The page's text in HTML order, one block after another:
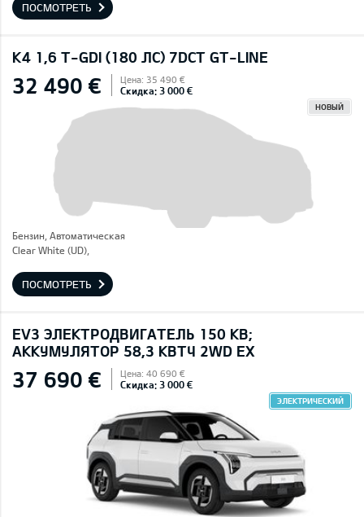
ПОСМОТРЕТЬ
K4 1,6 T-GDI (180 ЛС) 7DCT GT-LINE
32 490 € Цена: 35 490 €
Скидка: 3 000 €
НОВЫЙ
Бензин, Автоматическая
Clear White (UD),
ПОСМОТРЕТЬ
EV3 ЭЛЕКТРОДВИГАТЕЛЬ 150 КВ;
AККУМУЛЯТОР 58,3 КВТЧ 2WD EX
37 690 € Цена: 40 690 €
Скидка: 3 000 €
ЭЛЕКТРИЧЕСКИЙ